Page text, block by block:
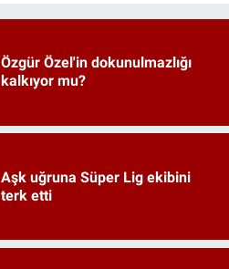
Özgür Özel'in dokunulmazlığı
kalkıyor mu?
Aşk uğruna Süper Lig ekibini
terk etti